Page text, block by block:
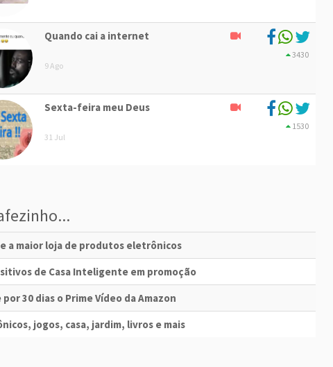
Quando cai a internet
9 Ago
3430
Sexta-feira meu Deus
31 Jul
1530
a maior loja de produtos eletrônicos
de Casa Inteligente em promoção
30 dias o Prime Vídeo da Amazon
jogos, casa, jardim, livros e mais